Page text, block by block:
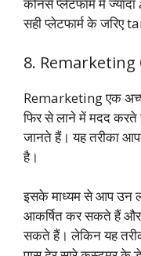
कोनसे प्लेटफार्म में
सही प्लेटफार्म के
8. Remarketing
Remarketing एक
फिर से लाने में मदद करते
जानते हैं। यह तरीका
है।
इसके माध्यम से आप उन
आकर्षित कर सकते हैं और
सकते हैं। लेकिन यह